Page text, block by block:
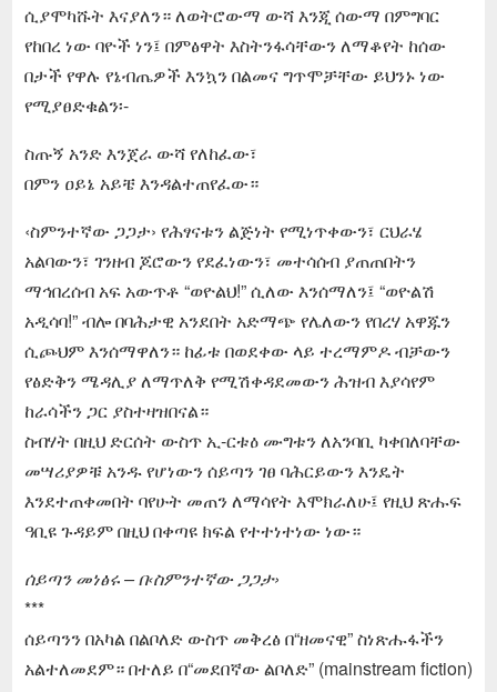
ሲያሞካሹት እናያለን። ለወትሮውማ ውሻ እንጂ ሰውማ በምግባር
የከበረ ነው ባዮች ነን፤ በምፅዋት እስትንፋሳቸውን ለማቆየት ከሰው
በታች የዋሉ የኔብጤዎች እንኳን በልመና ግጥሞቻቸው ይህንኑ ነው
የሚያፀድቁልን፡-
ስጡኝ አንድ እንጀራ ውሻ የለከፈው፣
በምን ዐይኔ አይቼ እንዳልተጠየፈው።
‹ስምንተኛው ጋጋታ› የሕፃናቱን ልጅነት የሚነጥቀውን፣ ርህራሄ
አልባውን፣ ገንዘብ ጆሮውን የደፈነውን፣ መተሳሰብ ያጠጠበትን
ማኅበረሰብ አፍ አውጥቶ “ወዮልህ!” ሲለው እንሰማለን፤ “ወዮልሽ
አዲሳባ!” ብሎ በባሕታዊ አንደበት አድማጭ የሌለውን የበረሃ አዋጁን
ሲጮህም እንሰማዋለን። ከፊቱ በወደቀው ላይ ተረማምዶ ብቻውን
የፅድቅን ሜዳሊያ ለማጥለቅ የሚሽቀዳደመውን ሕዝብ እያሳየም
ከራሳችን ጋር ያስተዛዝበናል።
ስብሃት በዚህ ድርሰት ውስጥ ኢ-ርቱዕ ሙግቱን ለአንባቢ ካቀበለባቸው
መሣሪያዎቹ አንዱ የሆነውን ሰይጣን ገፀ ባሕርይውን እንዴት
እንደተጠቀመበት ባየሁት መጠን ለማሳየት እሞክራለሁ፤ የዚህ ጽሑፍ
ዓቢዩ ጉዳይም በዚህ በቀጣዩ ክፍል የተተነተነው ነው።
ሰይጣን መነፅሩ – በ‹ስምንተኛው ጋጋታ›
***
ሰይጣንን በአካል በልቦለድ ውስጥ መቅረፅ በ“ዘመናዊ” ስነጽሑፋችን
አልተለመደም። በተለይ በ“መደበኛው ልቦለድ” (mainstream fiction)